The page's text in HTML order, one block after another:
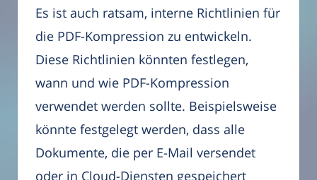
Es ist auch ratsam, interne Richtlinien für
die PDF-Kompression zu entwickeln.
Diese Richtlinien könnten festlegen,
wann und wie PDF-Kompression
verwendet werden sollte. Beispielsweise
könnte festgelegt werden, dass alle
Dokumente, die per E-Mail versendet
oder in Cloud-Diensten gespeichert